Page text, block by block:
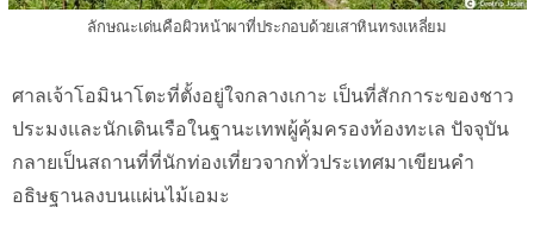
ลักษณะเด่นคือผิวหน้าผาที่ประกอบด้วยเสาหินทรงเหลี่ยม
ศาลเจ้าโอมินาโตะที่ตั้งอยู่ใจกลางเกาะ เป็นที่สักการะของชาว
ประมงและนักเดินเรือในฐานะเทพผู้คุ้มครองท้องทะเล ปัจจุบัน
กลายเป็นสถานที่ที่นักท่องเที่ยวจากทั่วประเทศมาเขียนคำ
อธิษฐานลงบนแผ่นไม้เอมะ